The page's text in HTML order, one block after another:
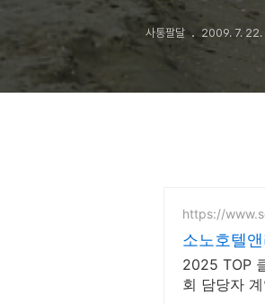
사통팔달 2009. 7. 22.
https://
소노호텔
1순위
2025 TOP
회 담당자